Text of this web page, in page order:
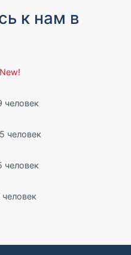
к нам в
New!
человек
человек
человек